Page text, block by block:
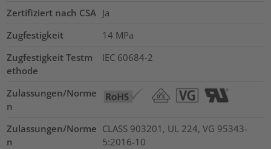
Zertifiziert nach CSA Ja
Zugfestigkeit
14 MPa
Zugfestigkeit Testm
ethode
IEC 60684-2
Zulassungen/Norme
n
Zulassungen/Norme
n
CLASS 903201, UL 224, VG 95343-
5:2016-10